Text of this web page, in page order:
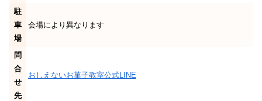
駐
車
場
会場により異なります
問
合
せ
先
おしえないお菓子教室公式LINE